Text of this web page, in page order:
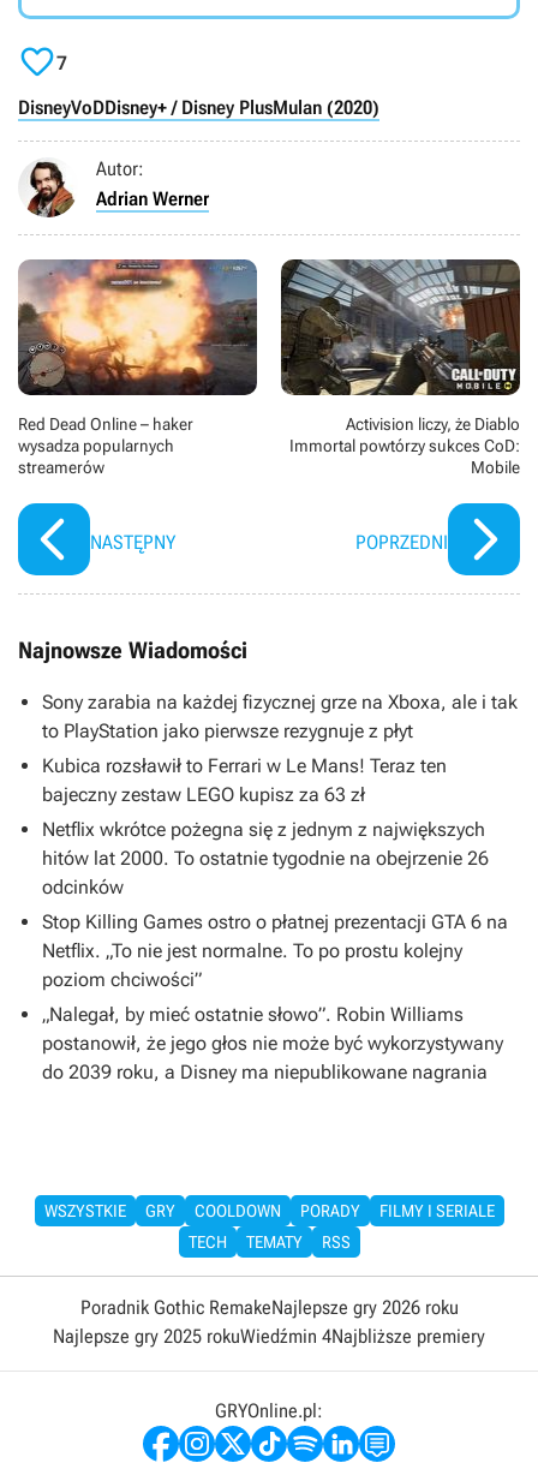
produkcja pełnometrażowa MCU po przerwie
spowodowanej pandemią koronawirusa.
7
DisneyVoDDisney+ / Disney PlusMulan (2020)
Autor:
Adrian Werner
Red Dead Online – haker
wysadza popularnych
streamerów
NASTĘPNY
Activision liczy, że Diablo
Immortal powtórzy sukces CoD:
Mobile
POPRZEDNI
Najnowsze Wiadomości
Sony zarabia na każdej fizycznej grze na Xboxa, ale i tak
to PlayStation jako pierwsze rezygnuje z płyt
Kubica rozsławił to Ferrari w Le Mans! Teraz ten
bajeczny zestaw LEGO kupisz za 63 zł
Netflix wkrótce pożegna się z jednym z największych
hitów lat 2000. To ostatnie tygodnie na obejrzenie 26
odcinków
Stop Killing Games ostro o płatnej prezentacji GTA 6 na
Netflix. „To nie jest normalne. To po prostu kolejny
poziom chciwości”
„Nalegał, by mieć ostatnie słowo”. Robin Williams
postanowił, że jego głos nie może być wykorzystywany
do 2039 roku, a Disney ma niepublikowane nagrania
WSZYSTKIE GRY COOLDOWN PORADY
FILMY I SERIALE
TECH
TEMATY RSS
Poradnik Gothic RemakeNajlepsze gry 2026 roku
Najlepsze gry 2025 rokuWiedźmin 4Najbliższe premiery
GRYOnline.pl: